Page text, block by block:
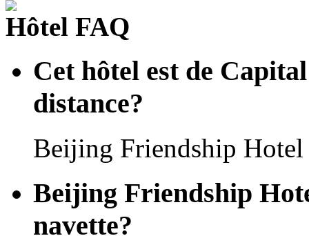
Hôtel FAQ
Cet hôtel est de
distance?
Beijing Friendship Hotel
Beijing Friendship
navette?